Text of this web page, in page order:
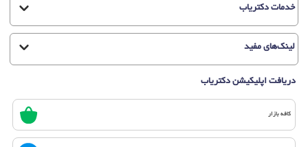
خدمات دکتریاب
لینک‌های مفید
دریافت اپلیکیشن دکتریاب
کافه بازار